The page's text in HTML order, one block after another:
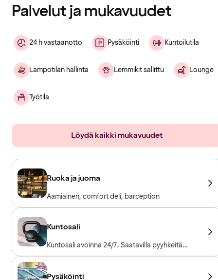
Palvelut ja mukavuudet
24 h vastaanotto Pysäköinti Kuntoilutila
Lämpötilan hallinta Lemmikit sallittu Lounge
Työtila
Löydä kaikki mukavuudet
Ruoka ja juoma
Aamiainen, comfort deli, barception
Kuntosali
Kuntosali avoinna 24/7, Saatavilla pyyhkeitä
lainaksi, Kuntosalilaitteet, Kardiolaitteet,
Pysäköinti